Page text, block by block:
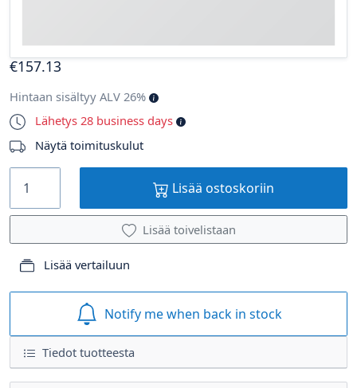
Tiedot tuotteesta
€157.13
Hintaan sisältyy ALV 26%
Lähetys 28 business days
Näytä toimituskulut
Lisää ostoskoriin
Lisää toivelistaan
Lisää vertailuun
Notify me when back in stock